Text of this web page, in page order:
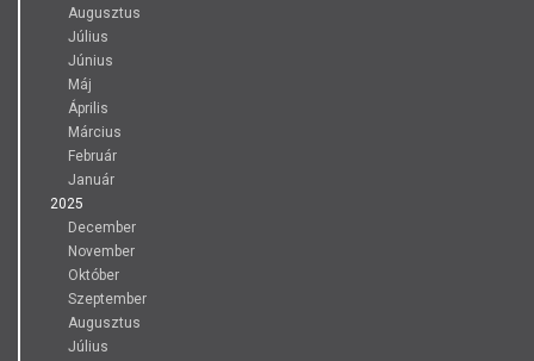
Augusztus
Július
Június
Máj
Április
Március
Február
Január
2025
December
November
Október
Szeptember
Augusztus
Július